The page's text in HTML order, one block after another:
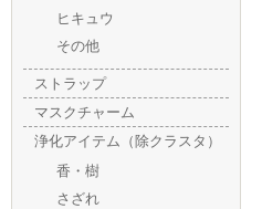
ヒキュウ
その他
ストラップ
マスクチャーム
浄化アイテム（除クラスタ）
香・樹
さざれ